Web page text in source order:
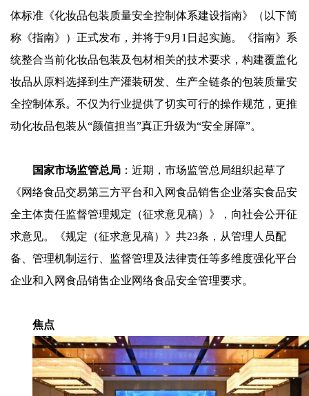
体标准《化妆品包装质量安全控制体系建设指南》（以下简
称《指南》）正式发布，并将于9月1日起实施。《指南》系
统整合当前化妆品包装及包材相关的技术要求，构建覆盖化
妆品从原料选择到生产灌装研发、生产全链条的包装质量安
全控制体系。不仅为行业提供了切实可行的操作规范，更推
动化妆品包装从“颜值担当”真正升级为“安全屏障”。
国家市场监管总局 ：近期，市场监管总局组织起草了
《网络食品交易第三方平台和入网食品销售企业落实食品安
全主体责任监督管理规定（征求意见稿）》，向社会公开征
求意见。《规定（征求意见稿）》共23条，从管理人员配
备、管理机制运行、监督管理及法律责任等多维度强化平台
企业和入网食品销售企业网络食品安全管理要求。
焦点